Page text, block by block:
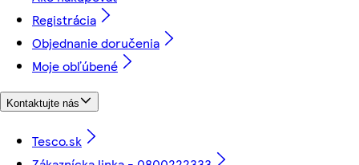
Registrácia
Objednanie doručenia
Moje obľúbené
Kontaktujte nás
Tesco.sk